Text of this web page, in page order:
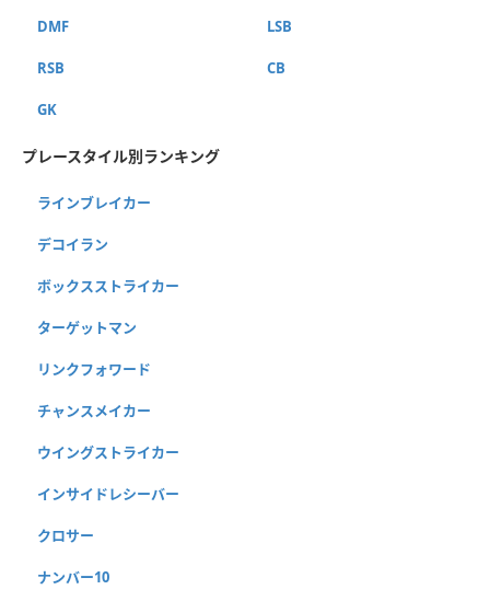
DMF LSB
RSB CB
GK
プレースタイル別ランキング
ラインブレイカー
デコイラン
ボックスストライカー
ターゲットマン
リンクフォワード
チャンスメイカー
ウイングストライカー
インサイドレシーバー
クロサー
ナンバー10